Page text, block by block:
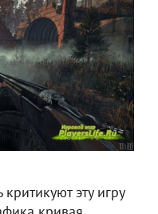
эту игру